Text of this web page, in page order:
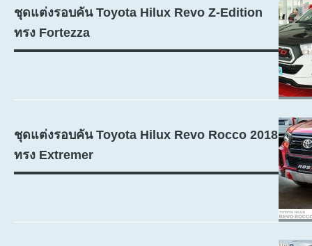
ชุดแต่งรอบคัน Toyota Hilux Revo Z-Edition
ทรง Fortezza
ชุดแต่งรอบคัน Toyota Hilux Revo Rocco 2018
ทรง Extremer